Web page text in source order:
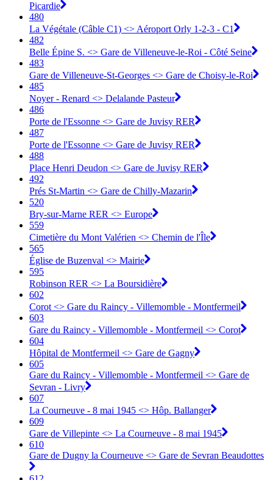
Picardie
480
La Végétale (Câble C1) <> Aéroport Orly 1-2-3 - C1
482
Belle Épine S. <> Gare de Villeneuve-le-Roi - Côté Seine
483
Gare de Villeneuve-St-Georges <> Gare de Choisy-le-Roi
485
Noyer - Renard <> Delalande Pasteur
486
Porte de l'Essonne <> Gare de Juvisy RER
487
Porte de l'Essonne <> Gare de Juvisy RER
488
Place Henri Deudon <> Gare de Juvisy RER
492
Prés St-Martin <> Gare de Chilly-Mazarin
520
Bry-sur-Marne RER <> Europe
559
Cimetière du Mont Valérien <> Chemin de l'Île
565
Église de Buzenval <> Mairie
595
Robinson RER <> La Boursidière
602
Corot <> Gare du Raincy - Villemomble - Montfermeil
603
Gare du Raincy - Villemomble - Montfermeil <> Corot
604
Hôpital de Montfermeil <> Gare de Gagny
605
Gare du Raincy - Villemomble - Montfermeil <> Gare de
Sevran - Livry
607
La Courneuve - 8 mai 1945 <> Hôp. Ballanger
609
Gare de Villepinte <> La Courneuve - 8 mai 1945
610
Gare de Dugny la Courneuve <> Gare de Sevran Beaudottes